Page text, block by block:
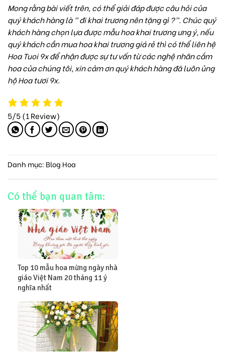
Mong rằng bài viết trên, có thể giải đáp được câu hỏi của
quý khách hàng là ” đi khai trương nên tặng gì ?”. Chúc quý
khách hàng chọn lựa được mẫu hoa khai trương ưng ý, nếu
quý khách cần mua hoa khai trương giá rẻ thì có thể liên hệ
Hoa Tuoi 9x để nhận được sự tư vấn từ các nghệ nhân cắm
hoa của chúng tôi, xin cảm ơn quý khách hàng đã luôn ủng
hộ Hoa tươi 9x.
5/5(1 Review)
Danh mục: Blog Hoa
Có thể bạn quan tâm:
Top 10 mẫu hoa mừng ngày nhà
giáo Việt Nam 20 tháng 11 ý
nghĩa nhất